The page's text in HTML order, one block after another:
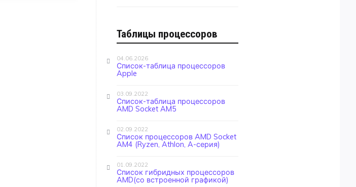
Таблицы процессоров
04.06.2026
Список-таблица процессоров
Apple
03.09.2022
Список-таблица процессоров
AMD Socket AM5
02.09.2022
Список процессоров AMD Socket
AM4 (Ryzen, Athlon, A-серия)
01.09.2022
Список гибридных процессоров
AMD(со встроенной графикой)